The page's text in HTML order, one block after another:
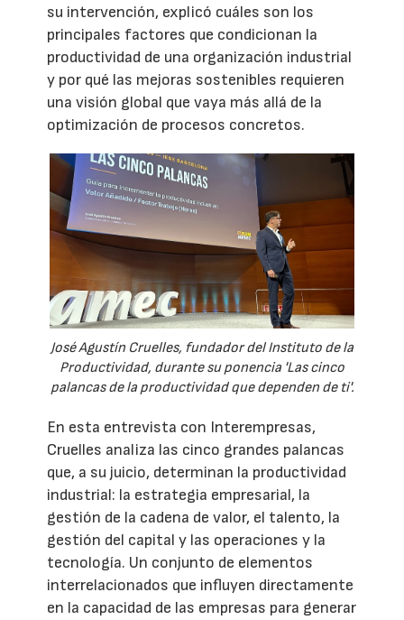
su intervención, explicó cuáles son los
principales factores que condicionan la
productividad de una organización industrial
y por qué las mejoras sostenibles requieren
una visión global que vaya más allá de la
optimización de procesos concretos.
José Agustín Cruelles, fundador del Instituto de la
Productividad, durante su ponencia 'Las cinco
palancas de la productividad que dependen de ti'.
En esta entrevista con Interempresas,
Cruelles analiza las cinco grandes palancas
que, a su juicio, determinan la productividad
industrial: la estrategia empresarial, la
gestión de la cadena de valor, el talento, la
gestión del capital y las operaciones y la
tecnología. Un conjunto de elementos
interrelacionados que influyen directamente
en la capacidad de las empresas para generar